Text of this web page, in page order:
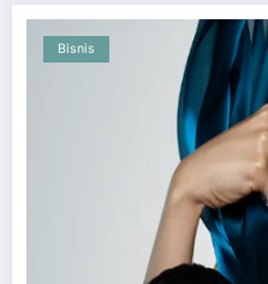
Bisnis